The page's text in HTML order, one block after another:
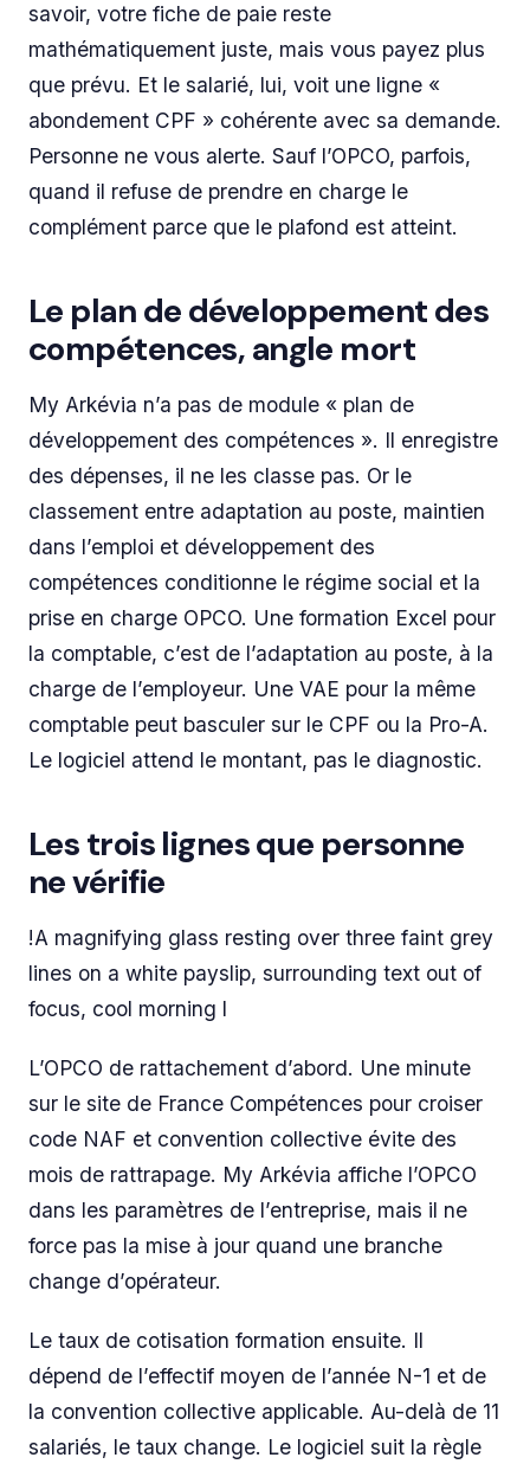
savoir, votre fiche de paie reste
mathématiquement juste, mais vous payez plus
que prévu. Et le salarié, lui, voit une ligne «
abondement CPF » cohérente avec sa demande.
Personne ne vous alerte. Sauf l’OPCO, parfois,
quand il refuse de prendre en charge le
complément parce que le plafond est atteint.
Le plan de développement des
compétences, angle mort
My Arkévia n’a pas de module « plan de
développement des compétences ». Il enregistre
des dépenses, il ne les classe pas. Or le
classement entre adaptation au poste, maintien
dans l’emploi et développement des
compétences conditionne le régime social et la
prise en charge OPCO. Une formation Excel pour
la comptable, c’est de l’adaptation au poste, à la
charge de l’employeur. Une VAE pour la même
comptable peut basculer sur le CPF ou la Pro-A.
Le logiciel attend le montant, pas le diagnostic.
Les trois lignes que personne
ne vérifie
!A magnifying glass resting over three faint grey
lines on a white payslip, surrounding text out of
focus, cool morning l
L’OPCO de rattachement d’abord. Une minute
sur le site de France Compétences pour croiser
code NAF et convention collective évite des
mois de rattrapage. My Arkévia affiche l’OPCO
dans les paramètres de l’entreprise, mais il ne
force pas la mise à jour quand une branche
change d’opérateur.
Le taux de cotisation formation ensuite. Il
dépend de l’effectif moyen de l’année N-1 et de
la convention collective applicable. Au-delà de 11
salariés, le taux change. Le logiciel suit la règle